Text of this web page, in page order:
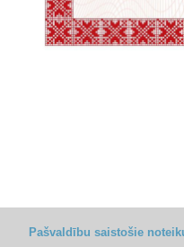
Pašvaldību saistošie